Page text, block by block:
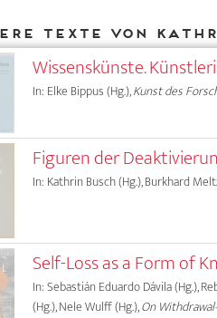
Texte von
Wissenskünste.
In: Elke Bippus (Hg.),Kunst des
Figuren der
In: Kathrin Busch (Hg.), Burkhard
Self-Loss as a Form of
In: Sebastián Eduardo Dávila (Hg.),
(Hg.), Nele Wulff (Hg.),On